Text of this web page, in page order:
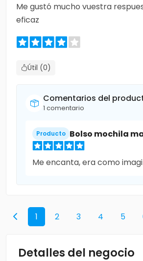
Me gustó mucho vuestra
eficaz
Útil (0)
Comentarios del
1 comentario
Producto Bolso mochila
Me encanta, era como
1 2 3 4 5
Detalles del negocio